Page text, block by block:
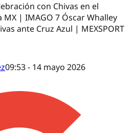
con Chivas en el
MX | IMAGO 7 Óscar Whalley
ante Cruz Azul | MEXSPORT
09:53 - 14 mayo 2026